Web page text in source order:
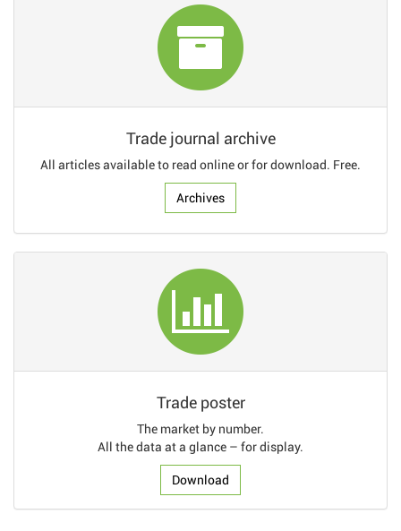
Trade journal archive
All articles available to read online or for download. Free.
Archives
Trade poster
The market by number.
All the data at a glance – for display.
Download